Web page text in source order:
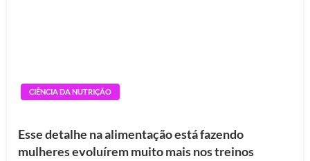
CIÊNCIA DA NUTRIÇÃO
Esse detalhe na alimentação está fazendo
mulheres evoluírem muito mais nos treinos